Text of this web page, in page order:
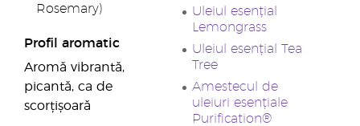
Rosemary)
Profil aromatic
Aromă vibrantă,
picantă, ca de
scorțișoară
Uleiul esențial
Lemongrass
Uleiul esențial Tea
Tree
Amestecul de
uleiuri esențiale
Purification®